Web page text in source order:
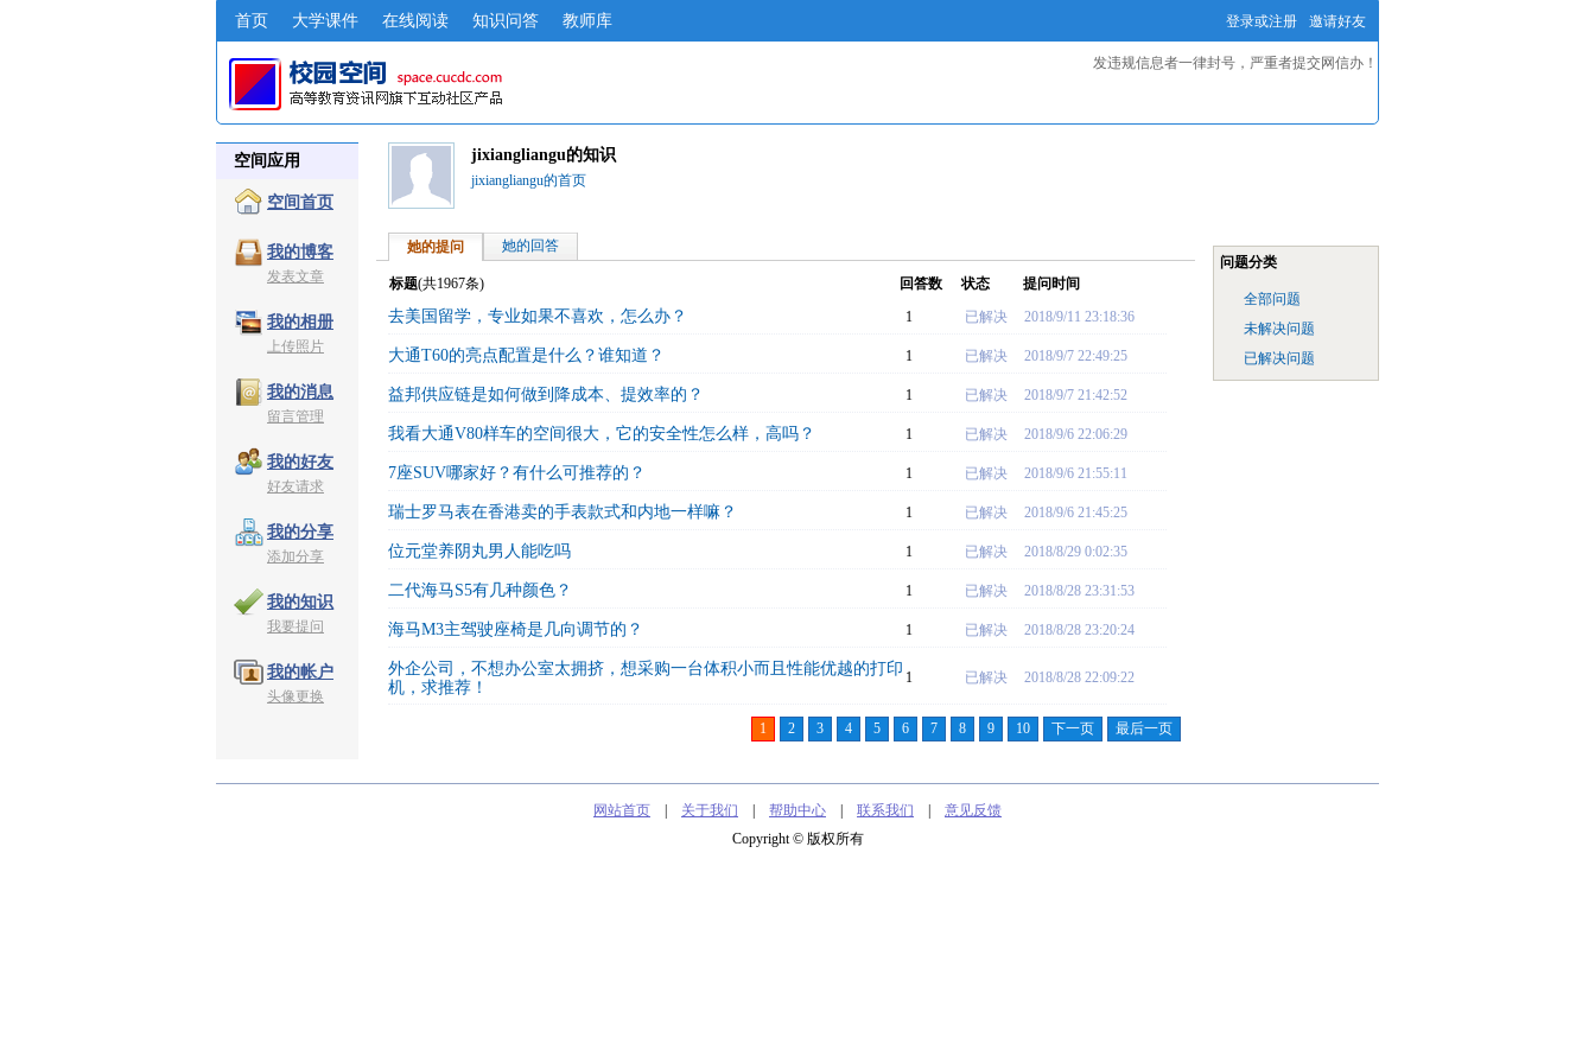
登录或注册 邀请好友
首页 大学课件 在线阅读 知识问答 教师库
发违规信息者一律封号，严重者提交网信办！
空间应用
空间首页
我的博客
发表文章
我的相册
上传照片
我的消息
留言管理
我的好友
好友请求
我的分享
添加分享
我的知识
我要提问
我的帐户
头像更换
jixiangliangu的知识
jixiangliangu的首页
她的提问 她的回答
标题(共1967条) 回答数 状态 提问时间
去美国留学，专业如果不喜欢，怎么办？ 1 已解决 2018/9/11 23:18:36
大通T60的亮点配置是什么？谁知道？ 1 已解决 2018/9/7 22:49:25
益邦供应链是如何做到降成本、提效率的？ 1 已解决 2018/9/7 21:42:52
我看大通V80样车的空间很大，它的安全性怎么样，高吗？ 1 已解决 2018/9/6 22:06:29
7座SUV哪家好？有什么可推荐的？ 1 已解决 2018/9/6 21:55:11
瑞士罗马表在香港卖的手表款式和内地一样嘛？ 1 已解决 2018/9/6 21:45:25
位元堂养阴丸男人能吃吗 1 已解决 2018/8/29 0:02:35
二代海马S5有几种颜色？ 1 已解决 2018/8/28 23:31:53
海马M3主驾驶座椅是几向调节的？ 1 已解决 2018/8/28 23:20:24
外企公司，不想办公室太拥挤，想采购一台体积小而且性能优越的打印
机，求推荐！
1 已解决 2018/8/28 22:09:22
1 2 3 4 5 6 7 8 9 10 下一页 最后一页
问题分类
全部问题
未解决问题
已解决问题
网站首页 关于我们 帮助中心 联系我们
意见反馈
Copyright © 版权所有